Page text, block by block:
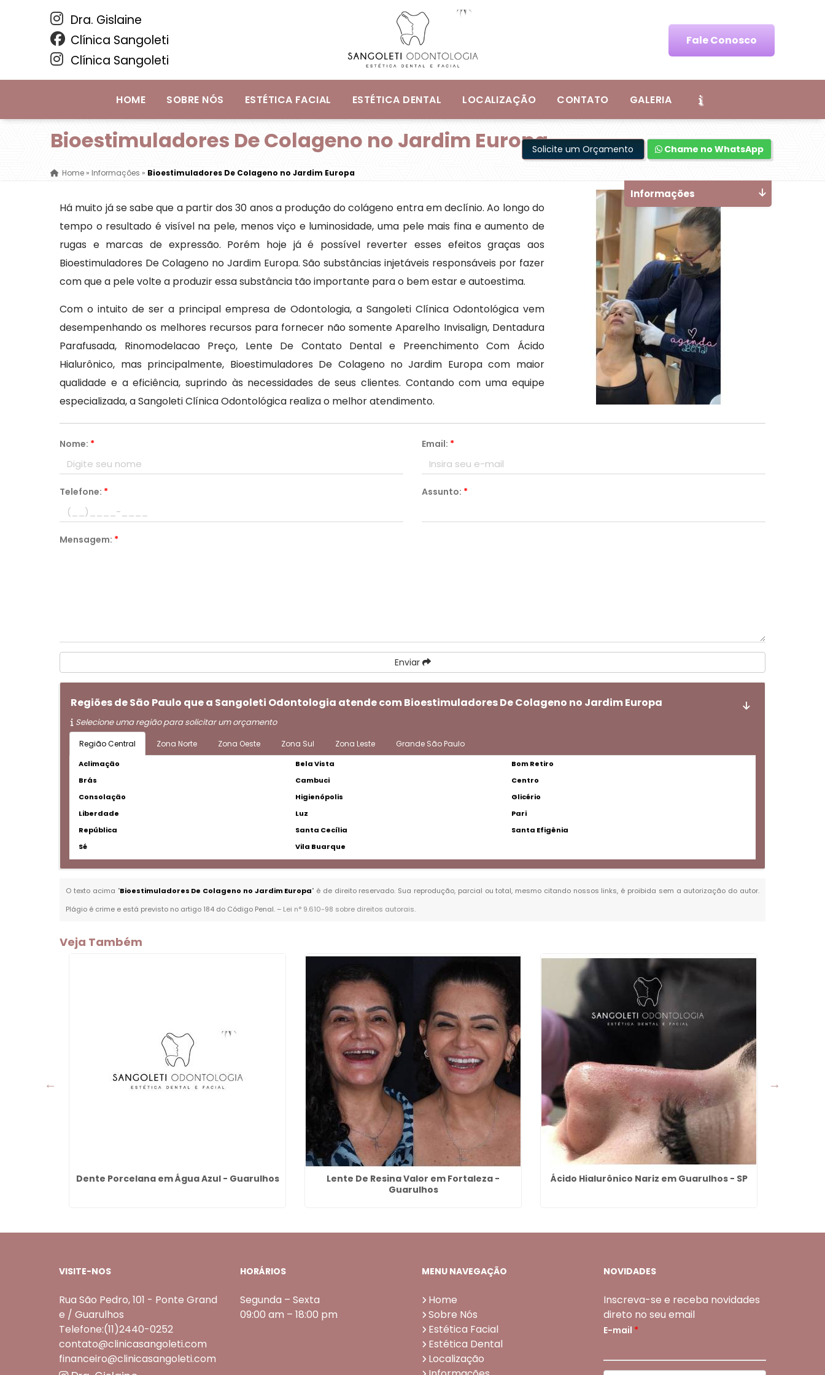
Dra. Gislaine
Clínica Sangoleti
Clínica Sangoleti
Fale Conosco
HOME SOBRE NÓS ESTÉTICA FACIAL ESTÉTICA DENTAL LOCALIZAÇÃO CONTATO GALERIA
Bioestimuladores De Colageno no Jardim Europa
Home»Informações » Bioestimuladores De Colageno no Jardim Europa
Solicite um Orçamento Chame no WhatsApp
Há muito já se sabe que a partir dos 30 anos a produção do colágeno entra em declínio. Ao longo do
tempo o resultado é visível na pele, menos viço e luminosidade, uma pele mais fina e aumento de
rugas e marcas de expressão. Porém hoje já é possível reverter esses efeitos graças aos
Bioestimuladores De Colageno no Jardim Europa. São substâncias injetáveis responsáveis por fazer
com que a pele volte a produzir essa substância tão importante para o bem estar e autoestima.
Com o intuito de ser a principal empresa de Odontologia, a Sangoleti Clínica Odontológica vem
desempenhando os melhores recursos para fornecer não somente Aparelho Invisalign, Dentadura
Parafusada, Rinomodelacao Preço, Lente De Contato Dental e Preenchimento Com Ácido
Hialurônico, mas principalmente, Bioestimuladores De Colageno no Jardim Europa com maior
qualidade e a eficiência, suprindo às necessidades de seus clientes. Contando com uma equipe
especializada, a Sangoleti Clínica Odontológica realiza o melhor atendimento.
Nome: * Email: *
Telefone: * Assunto: *
Mensagem: *
Enviar
Regiões de São Paulo que a Sangoleti Odontologia atende com Bioestimuladores De Colageno no Jardim Europa
Selecione uma região para solicitar um orçamento
Região Central Zona Norte Zona Oeste Zona Sul Zona Leste Grande São Paulo
Aclimação Bela Vista
Bom Retiro
Brás
Cambuci
Centro
Consolação
Higienópolis
Glicério
Liberdade
Luz
Pari
República
Santa Cecília
Santa Efigênia
Sé
Vila Buarque
O texto acima "Bioestimuladores De Colageno no Jardim Europa" é de direito reservado. Sua reprodução, parcial ou total, mesmo citando nossos links, é proibida sem a autorização do autor.
Plágio é crime e está previsto no artigo 184 do Código Penal. – Lei n° 9.610-98 sobre direitos autorais.
Informações
Veja Também
Dente Porcelana em Água Azul - Guarulhos
Lente De Resina Valor em Fortaleza -
Guarulhos
Ácido Hialurônico Nariz em Guarulhos - SP
VISITE-NOS
Rua São Pedro, 101 - Ponte Grand
e / Guarulhos
Telefone:(11)2440-0252
contato@clinicasangoleti.com
financeiro@clinicasangoleti.com
HORÁRIOS
Segunda – Sexta
09:00 am – 18:00 pm
MENU NAVEGAÇÃO
Home
Sobre Nós
Estética Facial
Estética Dental
Localização
NOVIDADES
Inscreva-se e receba novidades
direto no seu email
E-mail *